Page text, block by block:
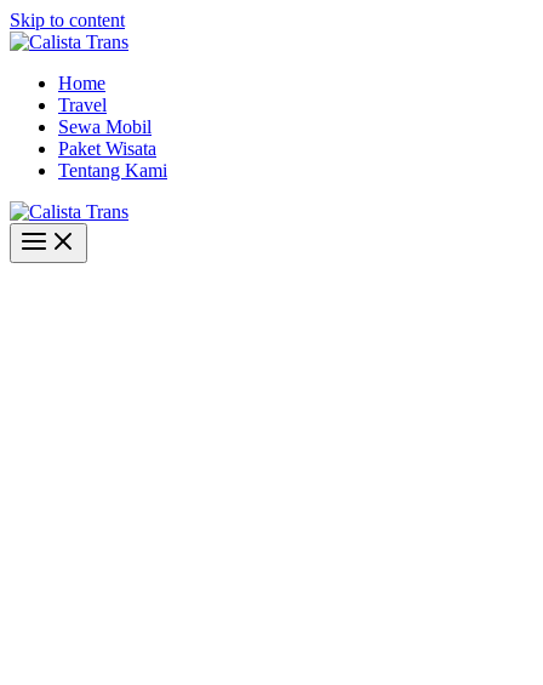
Skip to content
Home
Travel
Sewa Mobil
Paket Wisata
Tentang Kami